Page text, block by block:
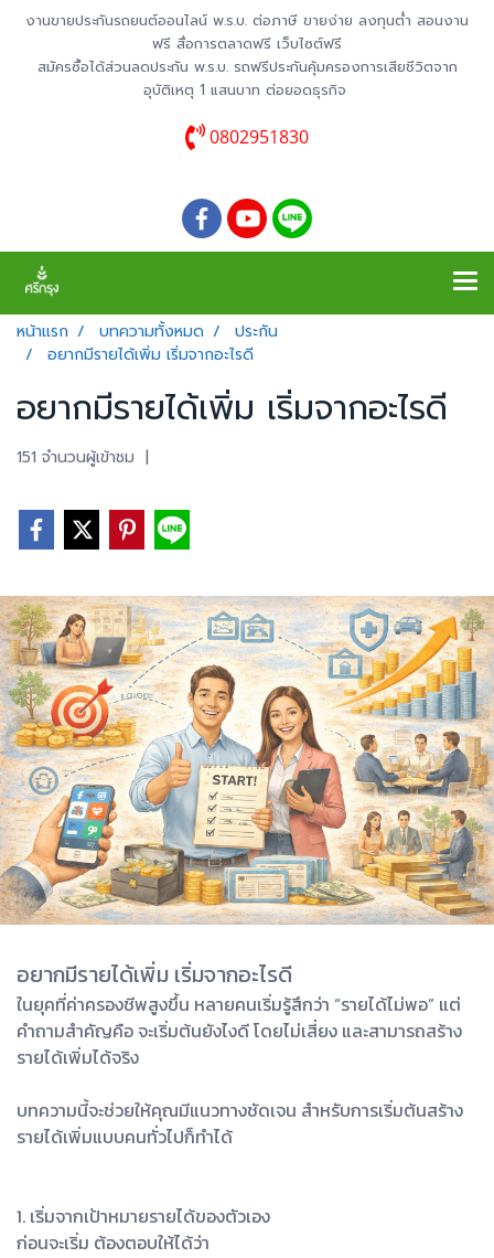
งานขายประกันรถยนต์ออนไลน์ พ.ร.บ. ต่อภาษี ขายง่าย ลงทุนต่ำ สอนงาน
ฟรี สื่อการตลาดฟรี เว็บไซต์ฟรี
สมัครซื้อได้ส่วนลดประกัน พ.ร.บ. รถฟรีประกันคุ้มครองการเสียชีวิตจาก
อุบัติเหตุ 1 แสนบาท ต่อยอดธุรกิจ
0802951830
หน้าแรก บทความทั้งหมด
ประกัน
อยากมีรายได้เพิ่ม เริ่มจากอะไรดี
อยากมีรายได้เพิ่ม เริ่มจากอะไรดี
151 จำนวนผู้เข้าชม |
อยากมีรายได้เพิ่ม เริ่มจากอะไรดี
ในยุคที่ค่าครองชีพสูงขึ้น หลายคนเริ่มรู้สึกว่า “รายได้ไม่พอ” แต่
คำถามสำคัญคือ จะเริ่มต้นยังไงดี โดยไม่เสี่ยง และสามารถสร้าง
รายได้เพิ่มได้จริง
บทความนี้จะช่วยให้คุณมีแนวทางชัดเจน สำหรับการเริ่มต้นสร้าง
รายได้เพิ่มแบบคนทั่วไปก็ทำได้
1. เริ่มจากเป้าหมายรายได้ของตัวเอง
ก่อนจะเริ่ม ต้องตอบให้ได้ว่า